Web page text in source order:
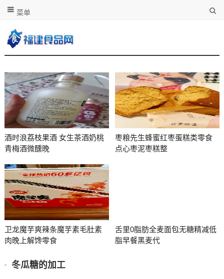
菜单
云洱雾山泉水：深岩涌泉，天然弱碱好水
酒时浪荔枝果酒 女生茶酒奶桃
青梅酒微醺晚
枣粮先生蜂蜜红枣蛋糕类零食
点心枣泥枣糕整
卫龙魔芋爽辣条魔芋素毛肚素
肉晚上解馋零食
舌里0脂肪全麦面包无糖精减低
脂早餐黑麦代
冬瓜糖的加工